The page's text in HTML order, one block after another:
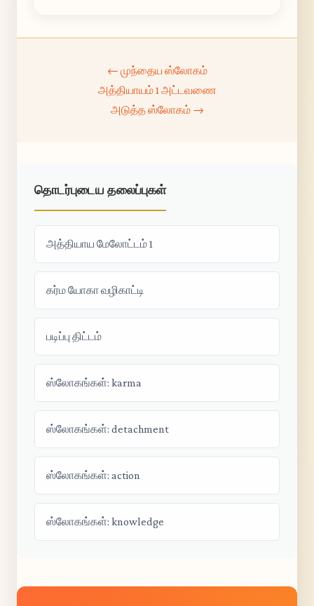
← முந்தைய ஸ்லோகம்
அத்தியாயம் 1 அட்டவணை
அடுத்த ஸ்லோகம் →
தொடர்புடைய தலைப்புகள்
அத்தியாய மேலோட்டம் 1
கர்ம யோகா வழிகாட்டி
படிப்பு திட்டம்
ஸ்லோகங்கள்: karma
ஸ்லோகங்கள்: detachment
ஸ்லோகங்கள்: action
ஸ்லோகங்கள்: knowledge